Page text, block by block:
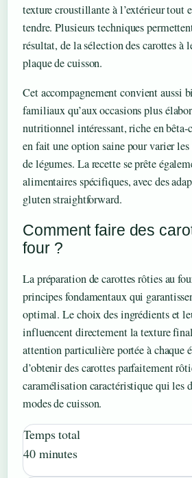
texture croustillante à l’extérieur tout
tendre. Plusieurs techniques
résultat, de la sélection des carottes à
plaque de cuisson.
Cet accompagnement convient aussi
familiaux qu’aux occasions plus
nutritionnel intéressant, riche en bêta-
en fait une option saine pour varier les
de légumes. La recette se prête
alimentaires spécifiques, avec des
gluten straightforward.
Comment faire des
four ?
La préparation de carottes rôties au
principes fondamentaux qui
optimal. Le choix des ingrédients et
influencent directement la texture
attention particulière portée à chaque
d’obtenir des carottes parfaitement
caramélisation caractéristique qui les
modes de cuisson.
Temps total
40 minutes